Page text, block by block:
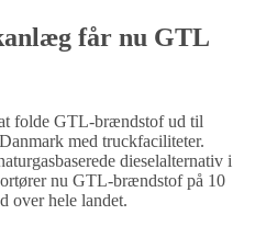
får nu GTL
folde GTL-brændstof ud til
med truckfaciliteter.
dieselalternativ i
nu GTL-brændstof på 10
over hele landet.